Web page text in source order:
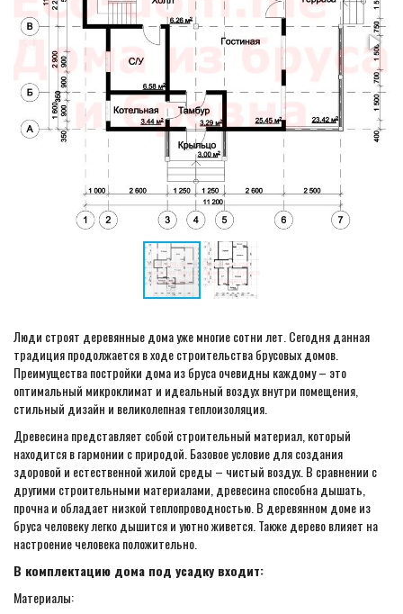
Люди строят деревянные дома уже многие сотни лет. Сегодня данная
традиция продолжается в ходе строительства брусовых домов.
Преимущества постройки дома из бруса очевидны каждому – это
оптимальный микроклимат и идеальный воздух внутри помещения,
стильный дизайн и великолепная теплоизоляция.
Древесина представляет собой строительный материал, который
находится в гармонии с природой. Базовое условие для создания
здоровой и естественной жилой среды – чистый воздух. В сравнении с
другими строительными материалами, древесина способна дышать,
прочна и обладает низкой теплопроводностью. В деревянном доме из
бруса человеку легко дышится и уютно живется. Также дерево влияет на
настроение человека положительно.
В комплектацию дома под усадку входит:
Материалы: